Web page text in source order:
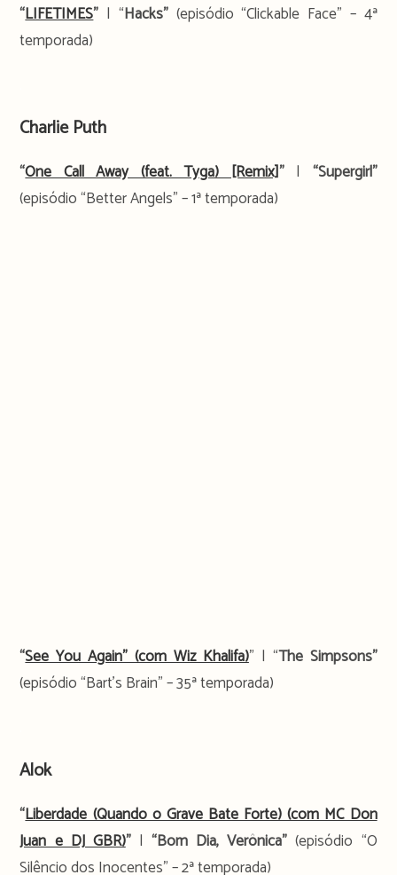
“LIFETIMES” | “Hacks”(episódio “Clickable Face” – 4ª
temporada)
Charlie Puth
“One Call Away (feat. Tyga) [Remix]”| “Supergirl”
(episódio “Better Angels” – 1ª temporada)
“See You Again” (com Wiz Khalifa)” | “The Simpsons”
(episódio “Bart’s Brain” – 35ª temporada)
Alok
“Liberdade (Quando o Grave Bate Forte) (com MC Don
Juan e DJ GBR)”|“Bom Dia, Verônica”(episódio “O
Silêncio dos Inocentes” – 2ª temporada)